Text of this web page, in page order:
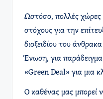
Ωστόσο, πολλές χώρες
στόχους για την
διοξειδίου του
Ένωση, για
«Green Deal» για μια
Ο καθένας μας μπορεί